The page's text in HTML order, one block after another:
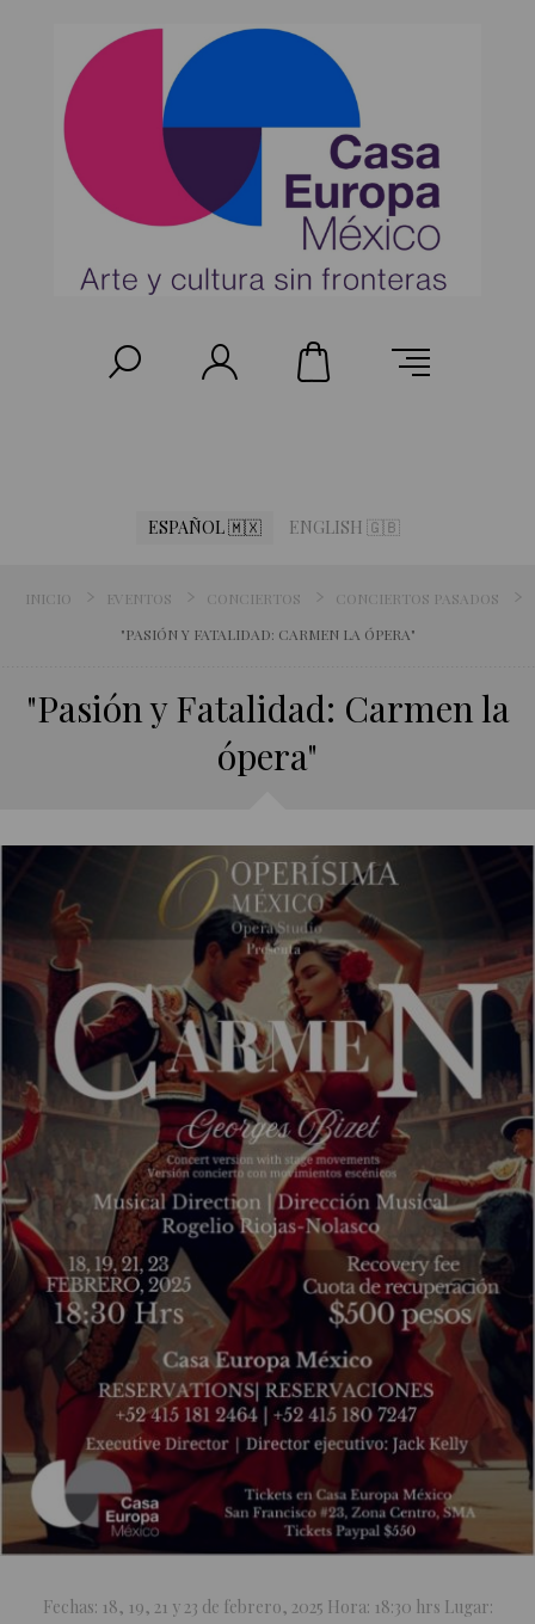
ESPAÑOL 🇲🇽 ENGLISH 🇬🇧
INICIO EVENTOS CONCIERTOS
CONCIERTOS PASADOS
"PASIÓN Y FATALIDAD: CARMEN LA ÓPERA"
"Pasión y Fatalidad: Carmen la
ópera"
Fechas: 18, 19, 21 y 23 de febrero, 2025 Hora: 18:30 hrs Lugar: